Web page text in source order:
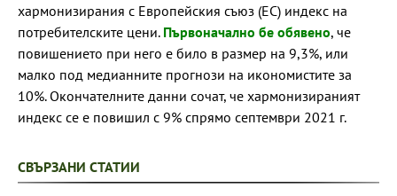
хармонизирания с Европейския съюз (ЕС) индекс на
потребителските цени. Първоначално бе обявено, че
повишението при него е било в размер на 9,3%, или
малко под медианните прогнози на икономистите за
10%. Окончателните данни сочат, че хармонизираният
индекс се е повишил с 9% спрямо септември 2021 г.
СВЪРЗАНИ СТАТИИ